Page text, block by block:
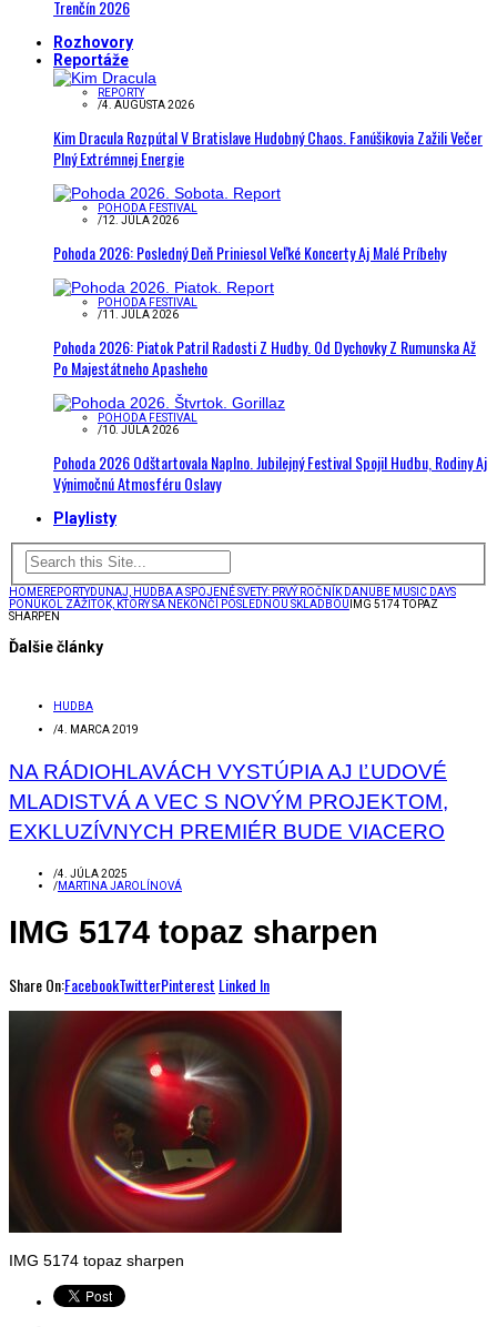
Trenčín 2026
Rozhovory
Reportáže
REPORTY
/4. AUGUSTA 2026
Kim Dracula Rozpútal V Bratislave Hudobný Chaos. Fanúšikovia Zažili Večer
Plný Extrémnej Energie
POHODA FESTIVAL
/12. JÚLA 2026
Pohoda 2026: Posledný Deň Priniesol Veľké Koncerty Aj Malé Príbehy
POHODA FESTIVAL
/11. JÚLA 2026
Pohoda 2026: Piatok Patril Radosti Z Hudby. Od Dychovky Z Rumunska Až
Po Majestátneho Apasheho
POHODA FESTIVAL
/10. JÚLA 2026
Pohoda 2026 Odštartovala Naplno. Jubilejný Festival Spojil Hudbu, Rodiny Aj
Výnimočnú Atmosféru Oslavy
Playlisty
HOMEREPORTYDUNAJ, HUDBA A SPOJENÉ SVETY: PRVÝ ROČNÍK DANUBE MUSIC DAYS
PONÚKOL ZÁŽITOK, KTORÝ SA NEKONČÍ POSLEDNOU SKLADBOU IMG 5174 TOPAZ
SHARPEN
Ďalšie články
HUDBA
/4. MARCA 2019
NA RÁDIOHLAVÁCH VYSTÚPIA AJ ĽUDOVÉ
MLADISTVÁ A VEC S NOVÝM PROJEKTOM,
EXKLUZÍVNYCH PREMIÉR BUDE VIACERO
/4. JÚLA 2025
/MARTINA JAROLÍNOVÁ
IMG 5174 topaz sharpen
Share On:FacebookTwitterPinterest Linked In
IMG 5174 topaz sharpen